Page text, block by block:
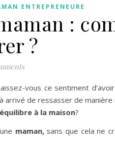
ENTREPRENEURE
:
?
vous ce sentiment
arrivé de ressasser de
équilibre à la maison?
maman,sans que cela ne